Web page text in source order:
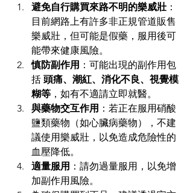
避免自行購買來路不明的樂威壯 ：
目前網路上有許多非正規管道販售
樂威壯，但可能是假藥，服用後可
能帶來健康風險。
慎防副作用 ：可能出現的副作用包
括 頭痛、潮紅、消化不良、視覺模
糊等 ，如有不適請立即就醫。
與藥物交互作用 ：若正在服用硝酸
鹽類藥物（如心臟病藥物），不建
議使用樂威壯，以免造成危險性的
血壓降低。
適量服用 ：請勿過量服用，以免增
加副作用風險。